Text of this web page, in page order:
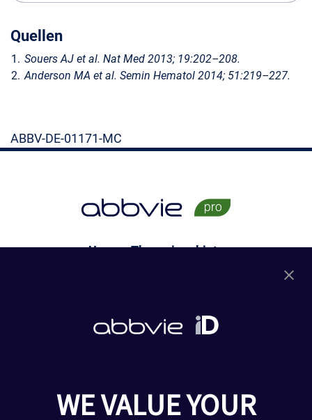
Quellen
Souers AJ et al. Nat Med 2013; 19:202–208.
Anderson MA et al. Semin Hematol 2014; 51:219–227.
ABBV-DE-01171-MC
Unsere Therapiegebiete
Onkologie
Urologie
WE VALUE YOUR